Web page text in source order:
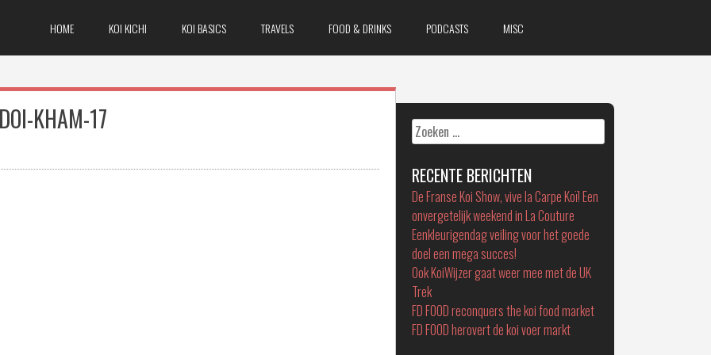
HOME KOI KICHI KOI BASICS TRAVELS FOOD & DRINKS PODCASTS MISC
KHAM-17
Zoeken
naar:
RECENTE BERICHTEN
De Franse Koi Show, vive la Carpe Koï! Een
onvergetelijk weekend in La Couture
Eenkleurigendag veiling voor het goede
doel een mega succes!
Ook KoiWijzer gaat weer mee met de UK
Trek
FD FOOD reconquers the koi food market
FD FOOD herovert de koi voer markt